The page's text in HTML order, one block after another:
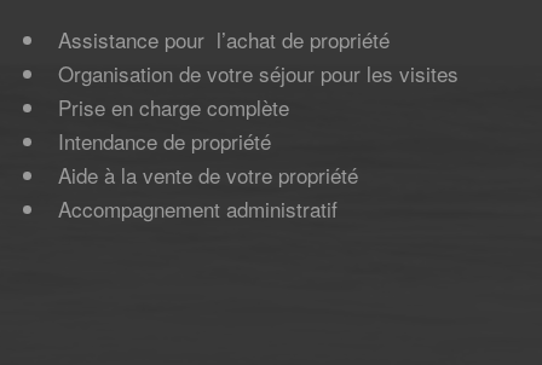
Assistance pour l’achat de propriété
Organisation de votre séjour pour les visites
Prise en charge complète
Intendance de propriété
Aide à la vente de votre propriété
Accompagnement administratif